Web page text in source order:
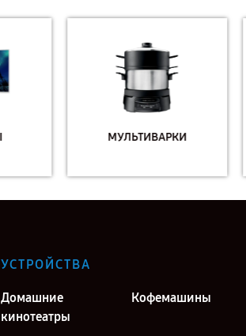
МУЛЬТИВАРКИ
УСТРОЙСТВА
Домашние
кинотеатры
Кофемашины